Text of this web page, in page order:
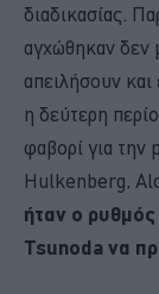
διαδικασίας.
αγχώθηκαν δεν
απειλήσουν
η δεύτερη
φαβορί για
Hulkenberg,
ήταν ο
Tsunoda να